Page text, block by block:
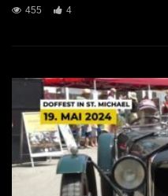
455 4